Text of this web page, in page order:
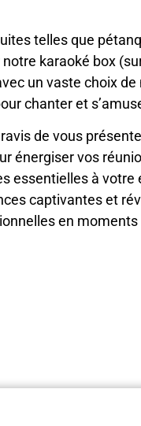
telles que
karaoké box
un vaste choix
chanter et
de vous
énergiser vos
essentielles à
captivantes et
en